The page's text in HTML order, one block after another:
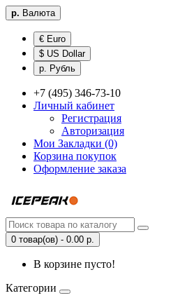
р. Валюта
€ Euro
$ US Dollar
р. Рубль
+7 (495) 346-73-10
Личный кабинет
Регистрация
Авторизация
Мои Закладки (0)
Корзина покупок
Оформление заказа
0 товар(ов) - 0.00 р.
В корзине пусто!
Категории